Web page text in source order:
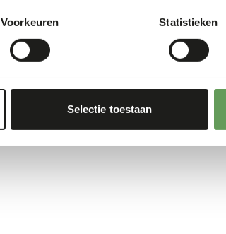
Voorkeuren Statistieken
Selectie toestaan